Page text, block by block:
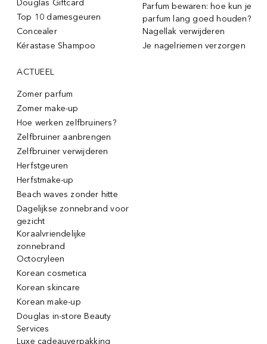
Douglas Giftcard
Top 10 damesgeuren
Concealer
Kérastase Shampoo
Parfum bewaren: hoe kun je
parfum lang goed houden?
Nagellak verwijderen
Je nagelriemen verzorgen
ACTUEEL
Zomer parfum
Zomer make-up
Hoe werken zelfbruiners?
Zelfbruiner aanbrengen
Zelfbruiner verwijderen
Herfstgeuren
Herfstmake-up
Beach waves zonder hitte
Dagelijkse zonnebrand voor
gezicht
Koraalvriendelijke
zonnebrand
Octocryleen
Korean cosmetica
Korean skincare
Korean make-up
Douglas in-store Beauty
Services
Luxe cadeauverpakking